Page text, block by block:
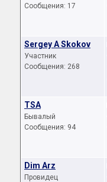
Сообщения: 17
Sergey A Skokov
Участник
Сообщения: 268
TSA
Бывалый
Сообщения: 94
Dim Arz
Провидец